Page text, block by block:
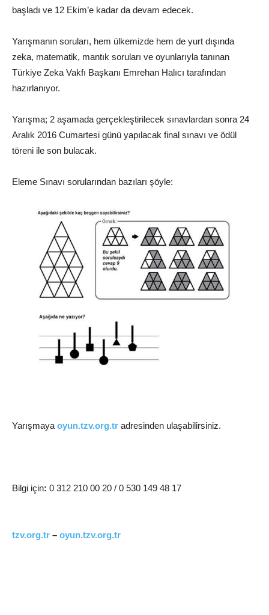
başladı ve 12 Ekim’e kadar da devam edecek.
Yarışmanın soruları, hem ülkemizde hem de yurt dışında
zeka, matematik, mantık soruları ve oyunlarıyla tanınan
Türkiye Zeka Vakfı Başkanı Emrehan Halıcı tarafından
hazırlanıyor.
Yarışma; 2 aşamada gerçekleştirilecek sınavlardan sonra 24
Aralık 2016 Cumartesi günü yapılacak final sınavı ve ödül
töreni ile son bulacak.
Eleme Sınavı sorularından bazıları şöyle:
Yarışmaya oyun.tzv.org.tr adresinden ulaşabilirsiniz.
Bilgi için: 0 312 210 00 20 / 0 530 149 48 17
tzv.org.tr – oyun.tzv.org.tr